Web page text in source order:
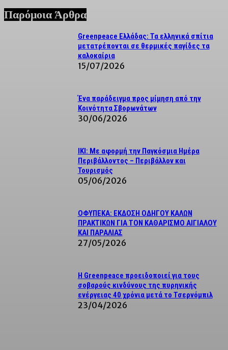
Παρόμοια Άρθρα
Greenpeace Ελλάδας: Τα ελληνικά σπίτια
μετατρέπονται σε θερμικές παγίδες τα
καλοκαίρια
15/07/2026
Ένα παράδειγμα προς μίμηση από την
Κοινότητα Σβορωνάτων
30/06/2026
IKI: Με αφορμή την Παγκόσμια Ημέρα
Περιβάλλοντος – Περιβάλλον και
Τουρισμός
05/06/2026
ΟΦΥΠΕΚΑ: ΕΚΔΟΣΗ ΟΔΗΓΟΥ ΚΑΛΩΝ
ΠΡΑΚΤΙΚΩΝ ΓΙΑ ΤΟΝ ΚΑΘΑΡΙΣΜΟ ΑΙΓΙΑΛΟΥ
ΚΑΙ ΠΑΡΑΛΙΑΣ
27/05/2026
Η Greenpeace προειδοποιεί για τους
σοβαρούς κινδύνους της πυρηνικής
ενέργειας 40 χρόνια μετά το Τσερνόμπιλ
23/04/2026